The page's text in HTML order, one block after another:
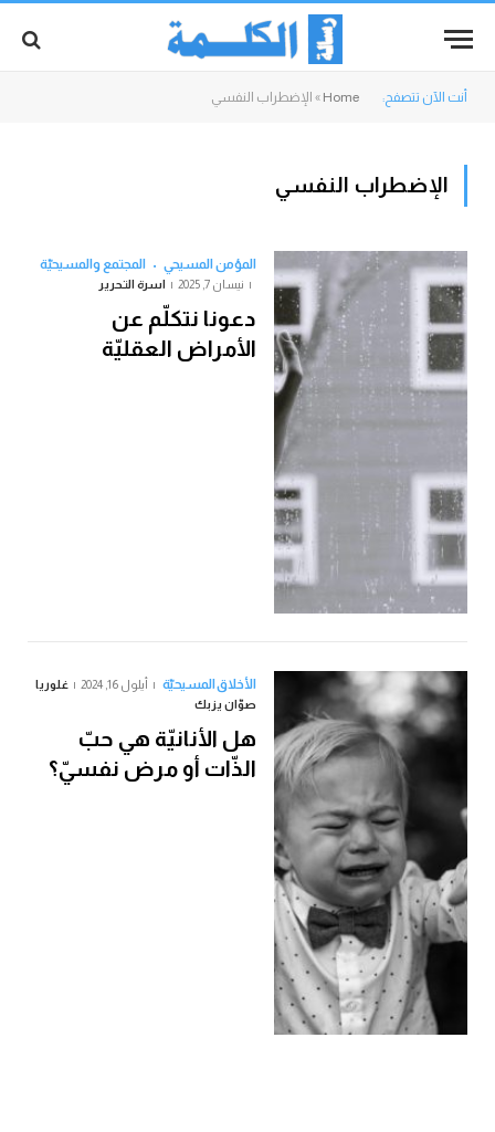
أنت الآن تتصفح: Home
» الإضطراب النفسي
الإضطراب النفسي
المؤمن المسيحي المجتمع والمسيحيّة
نيسان 7, 2025 اسرة التحرير
دعونا نتكلّم عن
الأمراض العقليّة
الأخلاق المسيحيّة أيلول 16, 2024
غلوريا
صوّان يزبك
هل الأنانيّة هي حبّ
الذّات أو مرض نفسيّ؟